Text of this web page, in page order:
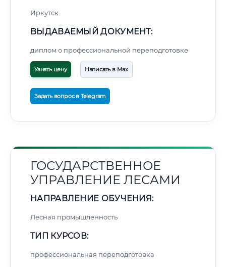
Иркутск
ВЫДАВАЕМЫЙ ДОКУМЕНТ:
диплом о профессиональной переподготовке
Узнать цену Написать в Max
Задать вопрос в Telegram
ГОСУДАРСТВЕННОЕ
УПРАВЛЕНИЕ ЛЕСАМИ
НАПРАВЛЕНИЕ ОБУЧЕНИЯ:
Лесная промышленность
ТИП КУРСОВ:
профессиональная переподготовка